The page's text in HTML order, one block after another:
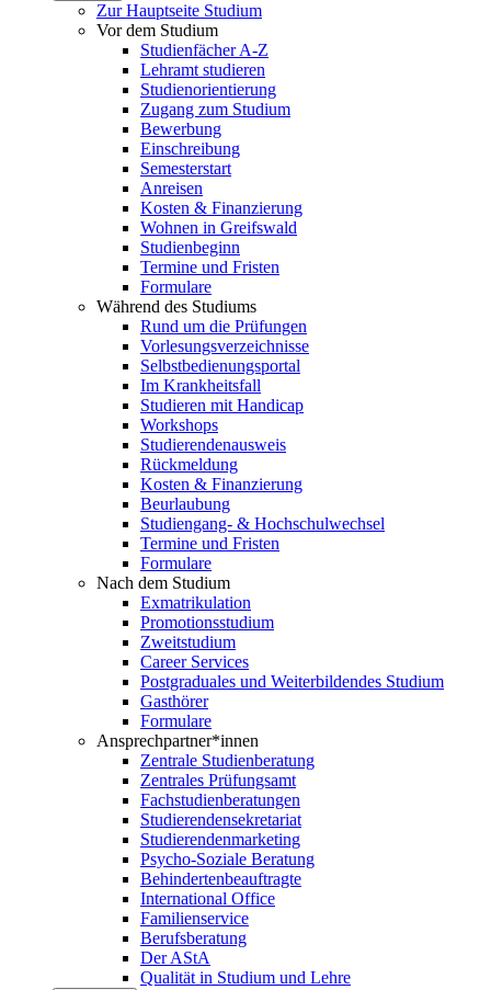
Zur Hauptseite Studium
Vor dem Studium
Studienfächer A-Z
Lehramt studieren
Studienorientierung
Zugang zum Studium
Bewerbung
Einschreibung
Semesterstart
Anreisen
Kosten & Finanzierung
Wohnen in Greifswald
Studienbeginn
Termine und Fristen
Formulare
Während des Studiums
Rund um die Prüfungen
Vorlesungsverzeichnisse
Selbstbedienungsportal
Im Krankheitsfall
Studieren mit Handicap
Workshops
Studierendenausweis
Rückmeldung
Kosten & Finanzierung
Beurlaubung
Studiengang- & Hochschulwechsel
Termine und Fristen
Formulare
Nach dem Studium
Exmatrikulation
Promotionsstudium
Zweitstudium
Career Services
Postgraduales und Weiterbildendes Studium
Gasthörer
Formulare
Ansprechpartner*innen
Zentrale Studienberatung
Zentrales Prüfungsamt
Fachstudienberatungen
Studierendensekretariat
Studierendenmarketing
Psycho-Soziale Beratung
Behindertenbeauftragte
International Office
Familienservice
Berufsberatung
Der AStA
Qualität in Studium und Lehre